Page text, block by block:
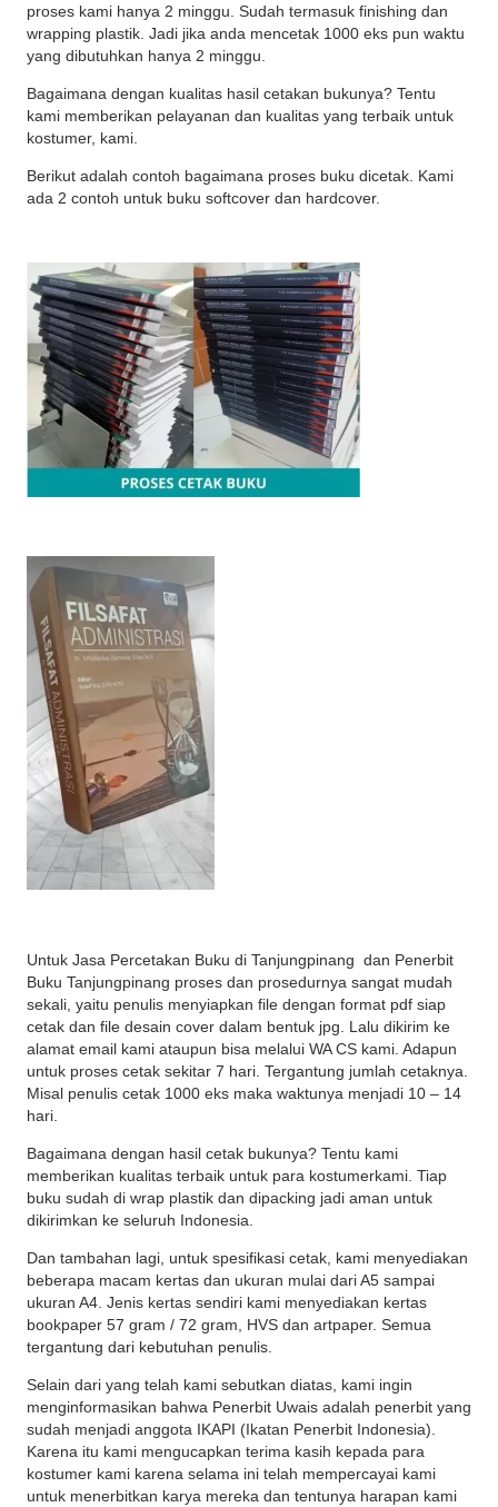
proses kami hanya 2 minggu. Sudah termasuk finishing dan
wrapping plastik. Jadi jika anda mencetak 1000 eks pun waktu
yang dibutuhkan hanya 2 minggu.
Bagaimana dengan kualitas hasil cetakan bukunya? Tentu
kami memberikan pelayanan dan kualitas yang terbaik untuk
kostumer, kami.
Berikut adalah contoh bagaimana proses buku dicetak. Kami
ada 2 contoh untuk buku softcover dan hardcover.
Untuk Jasa Percetakan Buku di Tanjungpinang dan Penerbit
Buku Tanjungpinang proses dan prosedurnya sangat mudah
sekali, yaitu penulis menyiapkan file dengan format pdf siap
cetak dan file desain cover dalam bentuk jpg. Lalu dikirim ke
alamat email kami ataupun bisa melalui WA CS kami. Adapun
untuk proses cetak sekitar 7 hari. Tergantung jumlah cetaknya.
Misal penulis cetak 1000 eks maka waktunya menjadi 10 – 14
hari.
Bagaimana dengan hasil cetak bukunya? Tentu kami
memberikan kualitas terbaik untuk para kostumerkami. Tiap
buku sudah di wrap plastik dan dipacking jadi aman untuk
dikirimkan ke seluruh Indonesia.
Dan tambahan lagi, untuk spesifikasi cetak, kami menyediakan
beberapa macam kertas dan ukuran mulai dari A5 sampai
ukuran A4. Jenis kertas sendiri kami menyediakan kertas
bookpaper 57 gram / 72 gram, HVS dan artpaper. Semua
tergantung dari kebutuhan penulis.
Selain dari yang telah kami sebutkan diatas, kami ingin
menginformasikan bahwa Penerbit Uwais adalah penerbit yang
sudah menjadi anggota IKAPI (Ikatan Penerbit Indonesia).
Karena itu kami mengucapkan terima kasih kepada para
kostumer kami karena selama ini telah mempercayai kami
untuk menerbitkan karya mereka dan tentunya harapan kami